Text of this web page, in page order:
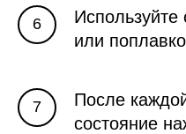
или
После
состояние